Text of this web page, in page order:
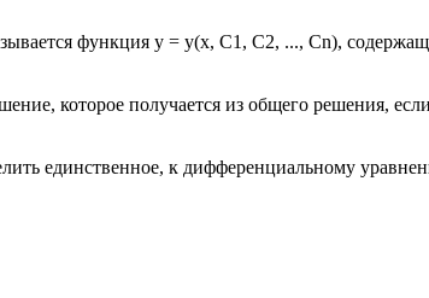
функция у = у(х, C1, С2, ..., Сn),
которое получается из общего решения,
единственное, к дифференциальному